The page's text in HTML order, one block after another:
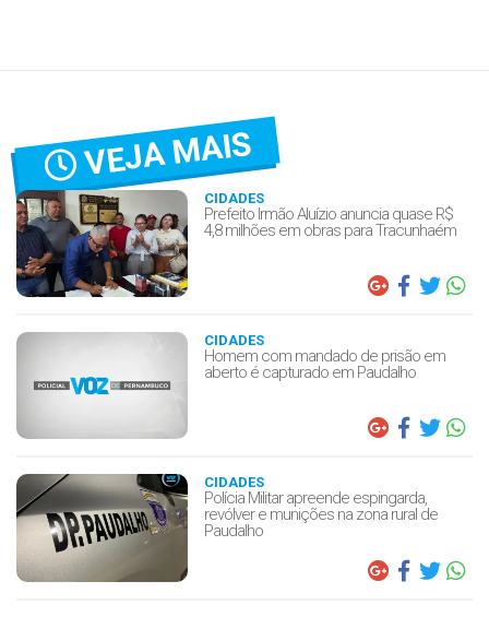
VEJA MAIS
CIDADES
Prefeito Irmão Aluízio anuncia quase R$
4,8 milhões em obras para Tracunhaém
CIDADES
Homem com mandado de prisão em
aberto é capturado em Paudalho
CIDADES
Polícia Militar apreende espingarda,
revólver e munições na zona rural de
Paudalho